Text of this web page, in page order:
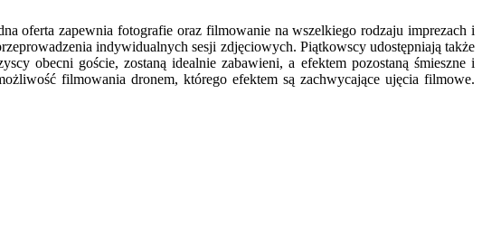
oferta zapewnia fotografie oraz filmowanie na wszelkiego rodzaju imprezach i
indywidualnych sesji zdjęciowych. Piątkowscy udostępniają także
obecni goście, zostaną idealnie zabawieni, a efektem pozostaną śmieszne i
filmowania dronem, którego efektem są zachwycające ujęcia filmowe.